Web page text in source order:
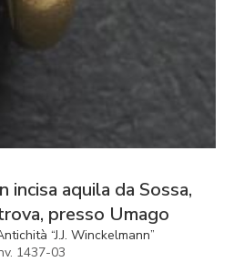
incisa aquila da Sossa,
presso Umago
“J.J. Winckelmann”
1437-03